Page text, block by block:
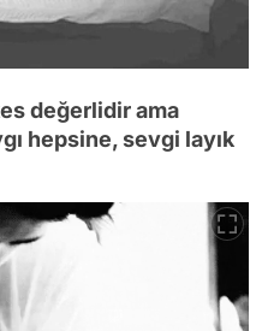
değerlidir ama
hepsine, sevgi layık